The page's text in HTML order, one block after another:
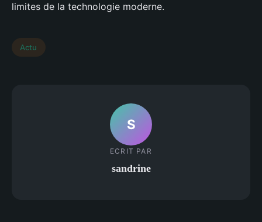
limites de la technologie moderne.
Actu
S
ECRIT PAR
sandrine